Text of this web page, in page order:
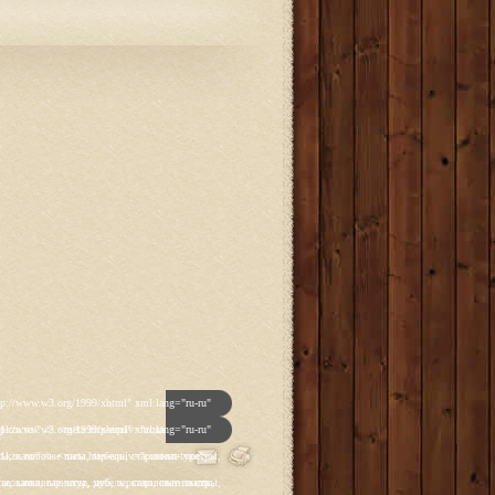
ga.type = 'text/javascript'; ga.async = true; ga.src = ('https:' == document.location.protocol ? 'https://ssl' : 'http://www') + '.google-analytics.com/ga.js'; var s = document.getElementsByTagName('script')[0]; s.parentNode.insertBefore(ga, s); })(); </script> </head> <body class="backgroundlevel-high backgroundstyle-style1 bodylevel-high cssstyle-style1 font-family-georgia font-size-is-default menu-type-fusionmenu col12 option-com-content menu-glavnaya "> <div id="rt-mainbg-overlay"> <div class="rt-surround-wrap"><div class="rt-surround"><div class="rt-surround2"><div class="rt-surround3"> <div class="rt-container"> <div id="rt-header-wrap"><div id="rt-header-wrap2"> <div id="rt-header-graphic"> <div class="rt-header-padding"> <div id="rt-header"> <div class="rt-grid-12 rt-alpha rt-omega"> <div class="rt-block"> <a href="/" id="rt-logo"></a> </div> </div> <div class="clear"></div> </div> <div id="rt-navigation"><div id="rt-navigation2"><div id="rt-navigation3"> <div class="nopill"> <ul class="menutop level1 " > <li class="item108 active root" > <a class="orphan item bullet" href="/" > <span> Главная </span> </a> </li> <li class="item109 parent root" > <a class="daddy item bullet" href="/katalog-antikvariata" > <span> Каталог </span> </a> <div class="fusion-submenu-wrapper level2"> <div class="drop-top"></div> <ul class="level2"> <li class="item123 parent" > <a class="daddy item bullet" href="/katalog-antikvariata/chasy" > <span> Часы </span> </a> <div class="fusion-submenu-wrapper level3"> <div class="drop-top"></div> <ul class="level3"> <li class="item110" > <a class="orphan item bullet" href="/katalog-antikvariata/chasy/napolnye-chasy" > <span> Напольные </span> </a> </li> <li class="item112" > <a class="orphan item bulle
ga.type = 'text/javascript'; ga.async = true; ga.src = ('https:' == document.location.protocol ? 'https://ssl' : 'http://www') + '.google-analytics.com/ga.js'; var s = document.getElementsByTagName('script')[0]; s.parentNode.insertBefore(ga, s); })(); </script> </head> <body class="backgroundlevel-high backgroundstyle-style1 bodylevel-high cssstyle-style1 font-family-georgia font-size-is-default menu-type-fusionmenu col12 option-com-content menu-glavnaya "> <div id="rt-mainbg-overlay"> <div class="rt-surround-wrap"><div class="rt-surround"><div class="rt-surround2"><div class="rt-surround3"> <div class="rt-container"> <div id="rt-header-wrap"><div id="rt-header-wrap2"> <div id="rt-header-graphic"> <div class="rt-header-padding"> <div id="rt-header"> <div class="rt-grid-12 rt-alpha rt-omega"> <div class="rt-block"> <a href="/" id="rt-logo"></a> </div> </div> <div class="clear"></div> </div> <div id="rt-navigation"><div id="rt-navigation2"><div id="rt-navigation3"> <div class="nopill"> <ul class="menutop level1 " > <li class="item108 active root" > <a class="orphan item bullet" href="/" > <span> Главная </span> </a> </li> <li class="item109 parent root" > <a class="daddy item bullet" href="/katalog-antikvariata" > <span> Каталог </span> </a> <div class="fusion-submenu-wrapper level2"> <div class="drop-top"></div> <ul class="level2"> <li class="item123 parent" > <a class="daddy item bullet" href="/katalog-antikvariata/chasy" > <span> Часы </span> </a> <div class="fusion-submenu-wrapper level3"> <div class="drop-top"></div> <ul class="level3"> <li class="item110" > <a class="orphan item bullet" href="/katalog-antikvariata/chasy/napolnye-chasy" > <span> Напольные </span> </a> </li> <li class="item112" > <a class="orphan item bulle